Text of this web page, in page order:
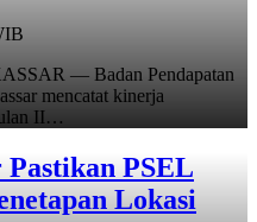
— Badan Pendapatan
mencatat kinerja
II…
PSEL
Lokasi